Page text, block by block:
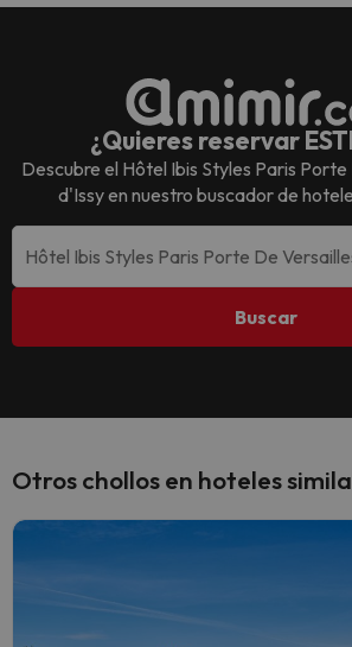
¿Quieres reservar
Descubre el Hôtel Ibis Styles Paris
d'Issyen nuestro buscador de
Buscar
Otros chollos en hoteles